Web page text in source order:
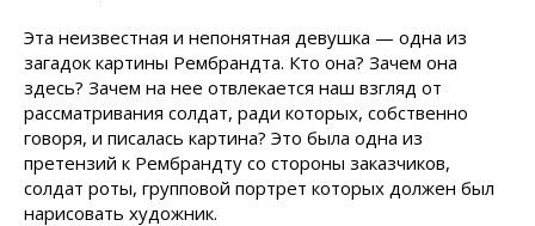
Эта неизвестная и непонятная девушка — одна из
загадок картины Рембрандта. Кто она? Зачем она
здесь? Зачем на нее отвлекается наш взгляд от
рассматривания солдат, ради которых, собственно
говоря, и писалась картина? Это была одна из
претензий к Рембрандту со стороны заказчиков,
солдат роты, групповой портрет которых должен был
нарисовать художник.